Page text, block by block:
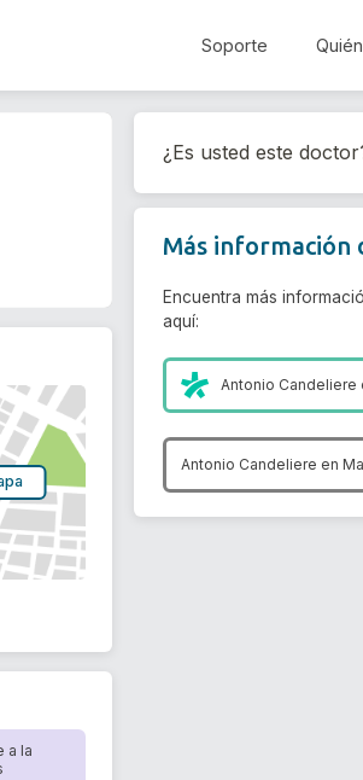
Soporte
a la
¿Es usted este
Más información
Encuentra más
aquí:
Antonio
Antonio Candeliere en